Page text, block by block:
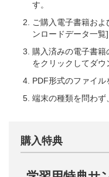
す。
ご購入電子書籍お
ンロードデータ一覧
購入済みの電子書
をクリックしてダウ
PDF形式のファイル
端末の種類を問わず
購入特典